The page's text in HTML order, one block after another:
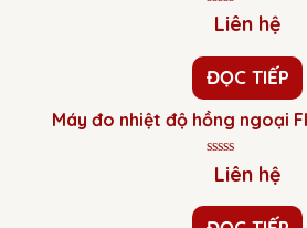
Được
xếp
0
5
sao
Liên hệ
ĐỌC TIẾP
Máy đo nhiệt độ hồng ngoại
Được
xếp
0
Liên hệ